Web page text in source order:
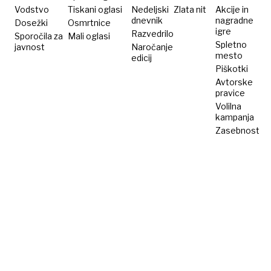
rešili
80-
odstotno
Vodstvo
Dosežki
Sporočila za
javnost
Tiskani oglasi
Osmrtnice
Mali oglasi
Nedeljski
dnevnik
Razvedrilo
Naročanje
edicij
Zlata nit
Akcije in
nagradne
igre
Spletno
mesto
Piškotki
Avtorske
pravice
Volilna
kampanja
Zasebnost